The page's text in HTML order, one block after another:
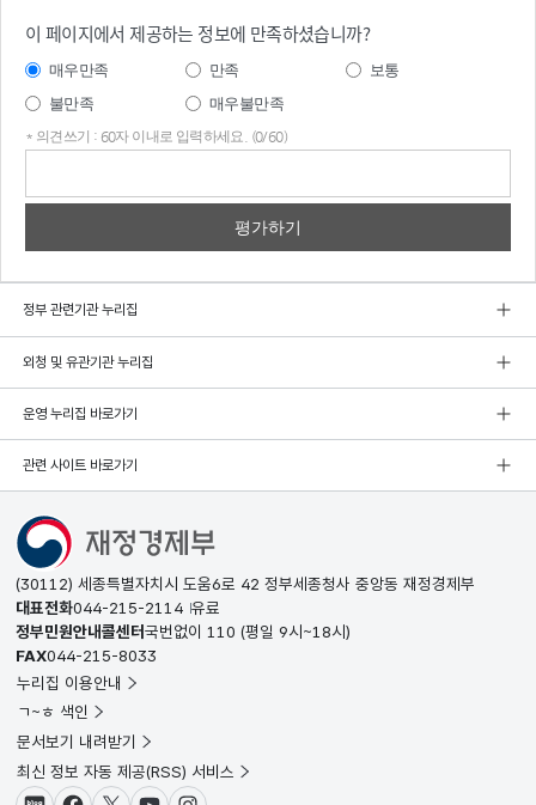
이 페이지에서 제공하는 정보에 만족하셨습니까?
매우만족 만족
보통
불만족
매우불만족
* 의견쓰기 : 60자 이내로 입력하세요. (0/60)
정부 관련기관 누리집
외청 및 유관기관 누리집
운영 누리집 바로가기
관련 사이트 바로가기
(30112) 세종특별자치시 도움6로 42 정부세종청사 중앙동 재정경제부
대표전화044-215-2114 유료
정부민원안내콜센터국번없이 110 (평일 9시~18시)
FAX044-215-8033
누리집 이용안내
ㄱ~ㅎ 색인
문서보기 내려받기
최신 정보 자동 제공(RSS) 서비스
블로그페이스북X(트위터)유튜브인스타그램